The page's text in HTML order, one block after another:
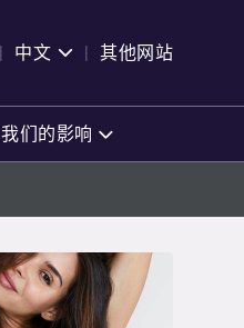
中文 其他网站
我们的影响